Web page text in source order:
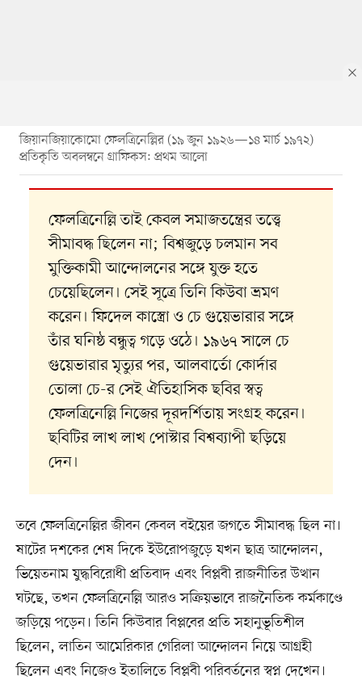
জিয়ানজিয়াকোমো ফেলত্রিনেল্লির (১৯ জুন ১৯২৬—১৪ মার্চ ১৯৭২)
প্রতিকৃতি অবলম্বনে গ্রাফিকস: প্রথম আলো
ফেলত্রিনেল্লি তাই কেবল সমাজতন্ত্রের তত্ত্বে
সীমাবদ্ধ ছিলেন না; বিশ্বজুড়ে চলমান সব
মুক্তিকামী আন্দোলনের সঙ্গে যুক্ত হতে
চেয়েছিলেন। সেই সূত্রে তিনি কিউবা ভ্রমণ
করেন। ফিদেল কাস্ত্রো ও চে গুয়েভারার সঙ্গে
তাঁর ঘনিষ্ঠ বন্ধুত্ব গড়ে ওঠে। ১৯৬৭ সালে চে
গুয়েভারার মৃত্যুর পর, আলবার্তো কোর্দার
তোলা চে-র সেই ঐতিহাসিক ছবির স্বত্ব
ফেলত্রিনেল্লি নিজের দূরদর্শিতায় সংগ্রহ করেন।
ছবিটির লাখ লাখ পোস্টার বিশ্বব্যাপী ছড়িয়ে
দেন।
তবে ফেলত্রিনেল্লির জীবন কেবল বইয়ের জগতে সীমাবদ্ধ ছিল না।
ষাটের দশকের শেষ দিকে ইউরোপজুড়ে যখন ছাত্র আন্দোলন,
ভিয়েতনাম যুদ্ধবিরোধী প্রতিবাদ এবং বিপ্লবী রাজনীতির উত্থান
ঘটছে, তখন ফেলত্রিনেল্লি আরও সক্রিয়ভাবে রাজনৈতিক কর্মকাণ্ডে
জড়িয়ে পড়েন। তিনি কিউবার বিপ্লবের প্রতি সহানুভূতিশীল
ছিলেন, লাতিন আমেরিকার গেরিলা আন্দোলন নিয়ে আগ্রহী
ছিলেন এবং নিজেও ইতালিতে বিপ্লবী পরিবর্তনের স্বপ্ন দেখেন।